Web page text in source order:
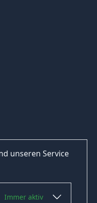
unseren Service
Immer aktiv